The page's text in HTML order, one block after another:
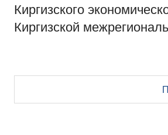
Киргизского
Киргизской